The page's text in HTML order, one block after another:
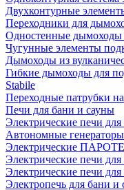
Двухконтурные
Переходники для
Одностенные дымоходы
Чугунные элементы
Дымоходы из
Гибкие дымоходы для
Stabile
Переходные патрубки
Печи для бани и сауны
Электрические печи
Автономные
Электрические
Электрические печи
Электрические печи
Электропечь для бани